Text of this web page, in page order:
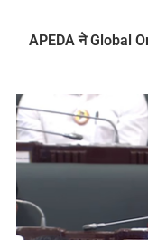
APEDA ने Global